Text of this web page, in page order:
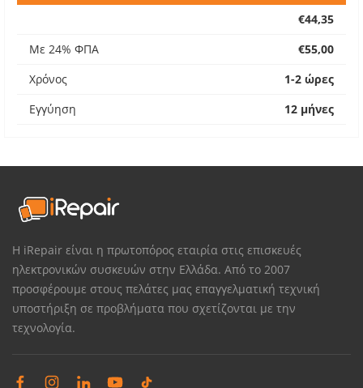
€44,35
Με 24% ΦΠΑ
€55,00
Χρόνος
1-2 ώρες
Εγγύηση
12 μήνες
Η iRepair είναι η πρωτοπόρος εταιρία στις επισκευές
ηλεκτρονικών συσκευών στην Ελλάδα. Από το 2007
προσφέρουμε στους πελάτες μας επαγγελματική τεχνική
υποστήριξη σε προβλήματα που σχετίζονται με την
τεχνολογία.